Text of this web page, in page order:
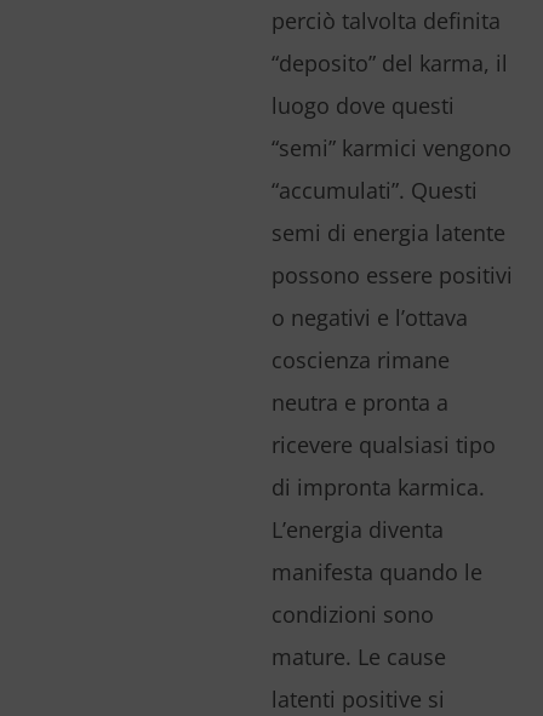
perciò talvolta definita
“deposito” del karma, il
luogo dove questi
“semi” karmici vengono
“accumulati”. Questi
semi di energia latente
possono essere positivi
o negativi e l’ottava
coscienza rimane
neutra e pronta a
ricevere qualsiasi tipo
di impronta karmica.
L’energia diventa
manifesta quando le
condizioni sono
mature. Le cause
latenti positive si